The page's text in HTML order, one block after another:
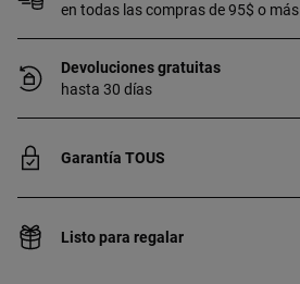
en todas las compras de 95$ o más
Devoluciones gratuitas
hasta 30 días
Garantía TOUS
Listo para regalar